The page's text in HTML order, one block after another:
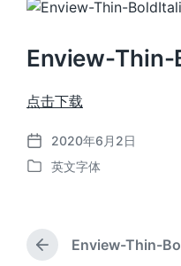
Enview-
点击下载
发
布
2020年6月2日
发
英文字体
上
Enview-Thin-